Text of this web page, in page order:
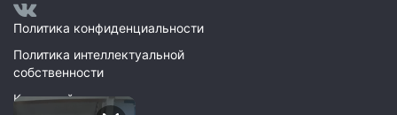
Политика конфиденциальности
Политика интеллектуальной
собственности
Карта сайта